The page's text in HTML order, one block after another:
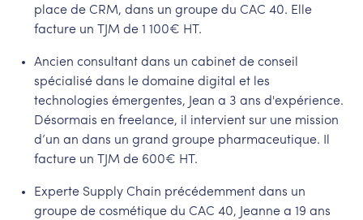
place de CRM, dans un groupe du CAC 40. Elle
facture un TJM de 1 100€ HT.
Ancien consultant dans un cabinet de conseil
spécialisé dans le domaine digital et les
technologies émergentes, Jean a 3 ans d'expérience.
Désormais en freelance, il intervient sur une mission
d’un an dans un grand groupe pharmaceutique. Il
facture un TJM de 600€ HT.
Experte Supply Chain précédemment dans un
groupe de cosmétique du CAC 40, Jeanne a 19 ans